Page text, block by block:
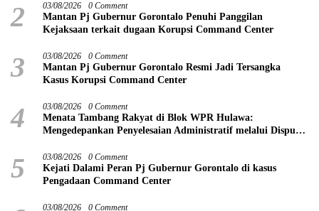
2 03/08/2026 0 Comment
Mantan Pj Gubernur Gorontalo Penuhi Panggilan
Kejaksaan terkait dugaan Korupsi Command Center
3 03/08/2026 0 Comment
Mantan Pj Gubernur Gorontalo Resmi Jadi Tersangka
Kasus Korupsi Command Center
4 03/08/2026 0 Comment
Menata Tambang Rakyat di Blok WPR Hulawa:
Mengedepankan Penyelesaian Administratif melalui Dispute
5 03/08/2026 0 Comment
Kejati Dalami Peran Pj Gubernur Gorontalo di kasus
Pengadaan Command Center
03/08/2026 0 Comment